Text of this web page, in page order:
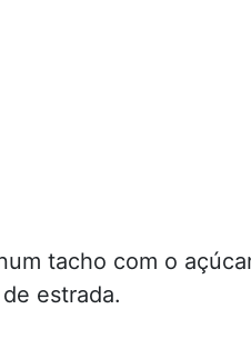
tacho com o
estrada.